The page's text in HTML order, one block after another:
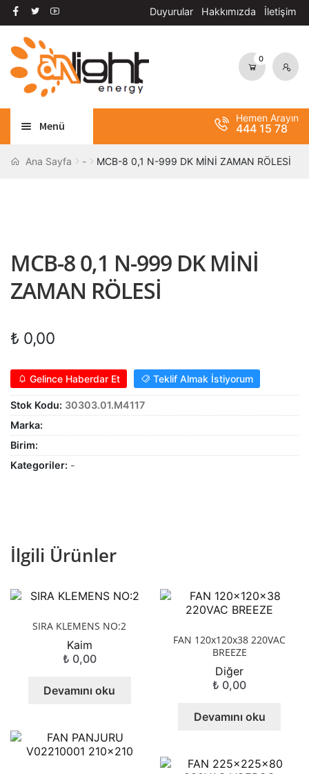
Duyurular Hakkımızda İletişim
Dolaşıma
geç
İçeriğe
geç
0
Menü
AYDINLATMA
Alt
SOLAR SİSTEM
BANT / YAPIŞTIRICILAR
SARF MALZEME
PANOLAR
ASPİRATÖRLER
Hemen Arayın
444 15 78
Ana Sayfa - MCB-8 0,1 N-999 DK MİNİ ZAMAN RÖLESİ
MCB-8 0,1 N-999 DK MİNİ
ZAMAN RÖLESİ
₺ 0,00
Gelince Haberdar Et Teklif Almak İstiyorum
Stok Kodu: 30303.01.M4117
Marka:
Birim:
Kategoriler: -
İlgili Ürünler
SIRA KLEMENS NO:2
Kaim
₺ 0,00
Devamını oku
FAN 120x120x38 220VAC
BREEZE
Diğer
₺ 0,00
Devamını oku